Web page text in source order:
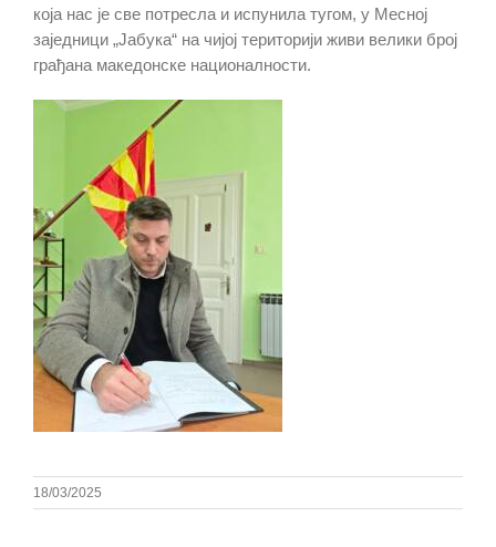
која нас је све потресла и испунила тугом, у Месној
заједници „Јабука“ на чијој територији живи велики број
грађана македонске националности.
18/03/2025